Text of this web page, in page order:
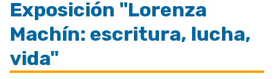
de
ayuda
a
la
Exposición "Lorenza
Machín: escritura, lucha,
vida"